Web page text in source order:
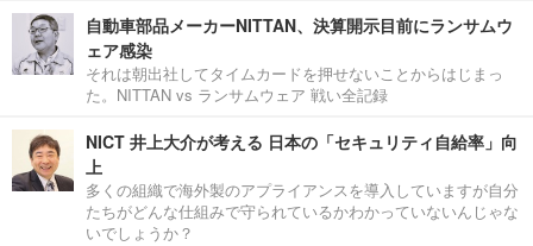
自動車部品メーカーNITTAN、決算開示目前にランサムウ
ェア感染
それは朝出社してタイムカードを押せないことからはじまっ
た。NITTAN vs ランサムウェア 戦い全記録
NICT 井上大介が考える 日本の「セキュリティ自給率」向
上
多くの組織で海外製のアプライアンスを導入していますが自分
たちがどんな仕組みで守られているかわかっていないんじゃな
いでしょうか？